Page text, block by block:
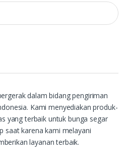
dalam bidang pengiriman
Kami menyediakan produk-
yang terbaik untuk bunga segar
saat karena kami melayani
layanan terbaik.